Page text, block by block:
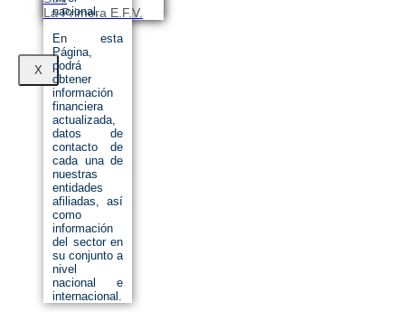
La Primera E.F.V.
X
nacional.
En esta
Página,
podrá
obtener
información
financiera
actualizada,
datos de
contacto de
cada una de
nuestras
entidades
afiliadas, así
como
información
del sector en
su conjunto a
nivel
nacional e
internacional.